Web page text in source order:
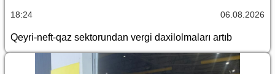
18:24 06.08.2026
Qeyri-neft-qaz sektorundan vergi daxilolmaları artıb